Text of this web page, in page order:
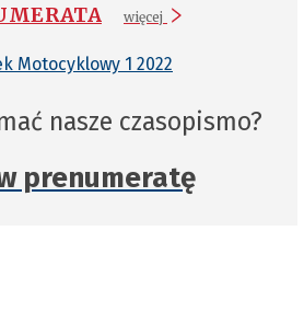
więcej
nasze czasopismo?
prenumeratę